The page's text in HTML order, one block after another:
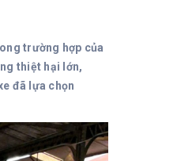
trường hợp của
thiệt hại lớn,
đã lựa chọn